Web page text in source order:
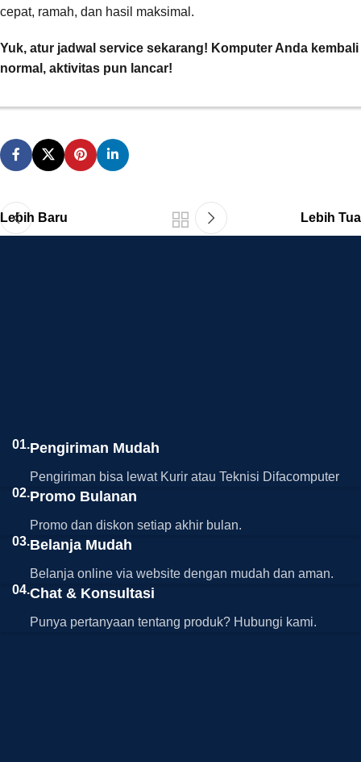
cepat, ramah, dan hasil maksimal.
Yuk, atur jadwal service sekarang! Komputer Anda kembali
normal, aktivitas pun lancar!
Lebih Baru Lebih Tua
01.Pengiriman Mudah
Pengiriman bisa lewat Kurir atau Teknisi Difacomputer
02.Promo Bulanan
Promo dan diskon setiap akhir bulan.
03.Belanja Mudah
Belanja online via website dengan mudah dan aman.
04.Chat & Konsultasi
Punya pertanyaan tentang produk? Hubungi kami.